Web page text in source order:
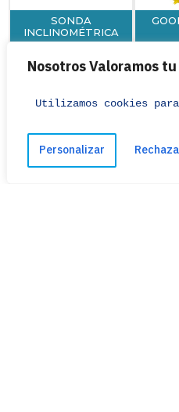
Nosotros Valoramos
Utilizamos cookies
Personalizar
SONDA
INCLINOMÉTRICA
DURHAM GEO SLOPE
INDICATOR
CONSULTAR